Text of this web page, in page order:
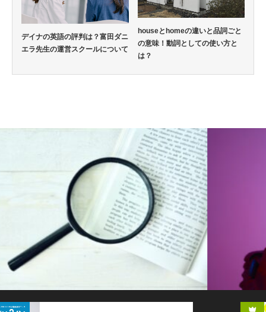
デイナの英語の評判は？富田ダニ
エラ先生の運営スクールについて
houseとhomeの違いと品詞ごと
の意味！動詞としての使い方と
は？